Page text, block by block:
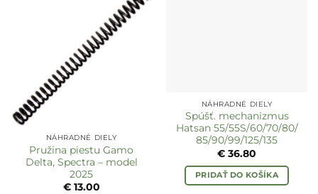
NÁHRADNÉ DIELY
Pružina piestu Gamo
Delta, Spectra – model
2025
€13.00
NÁHRADNÉ DIELY
Spúšť. mechanizmus
Hatsan 55/55S/60/70/80/
85/90/99/125/135
€ 36.80
PRIDAŤ DO KOŠÍKA